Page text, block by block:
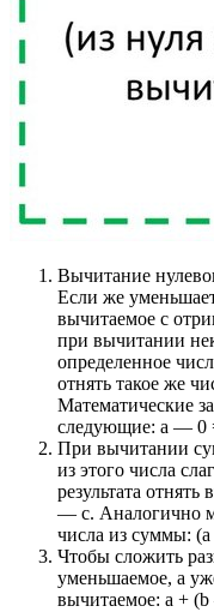
Вычитание
Если же
вычитаемое с
при вычитании
определенное
отнять такое же
Математические
следующие: a — 0
При вычитании
из этого числа
результата
— c. Аналогично
числа из суммы:
Чтобы сложить
уменьшаемое, а
вычитаемое: а +